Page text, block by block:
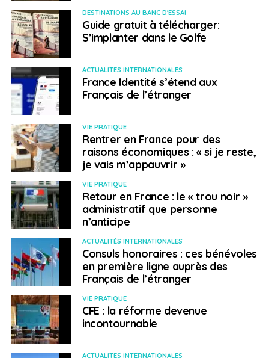
DESTINATIONS AU BANC D'ESSAI
Guide gratuit à télécharger:
S’implanter dans le Golfe
ACTUALITÉS INTERNATIONALES
France Identité s’étend aux
Français de l’étranger
VIE PRATIQUE
Rentrer en France pour des
raisons économiques : « si je reste,
je vais m’appauvrir »
VIE PRATIQUE
Retour en France : le « trou noir »
administratif que personne
n’anticipe
ACTUALITÉS INTERNATIONALES
Consuls honoraires : ces bénévoles
en première ligne auprès des
Français de l’étranger
VIE PRATIQUE
CFE : la réforme devenue
incontournable
ACTUALITÉS INTERNATIONALES